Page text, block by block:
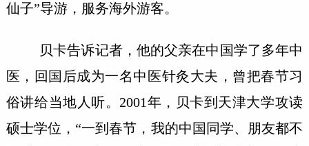
仙子”导游，服务海外游客。
贝卡告诉记者，他的父亲在中国学了多年中
医，回国后成为一名中医针灸大夫，曾把春节习
俗讲给当地人听。2001年，贝卡到天津大学攻读
硕士学位，“一到春节，我的中国同学、朋友都不